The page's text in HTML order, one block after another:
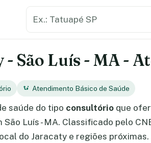
- São Luís - MA -
Atendimento Básico de Saúde
saúde do tipo consultório que
Luís - MA. Classificado pelo
do Jaracaty e regiões próximas.